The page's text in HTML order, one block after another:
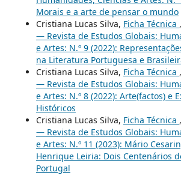
Morais e a arte de pensar o mundo
Cristiana Lucas Silva, Ficha Técnica ,
— Revista de Estudos Globais:
e Artes: N.º 9 (2022):
na Literatura Portuguesa e
Cristiana Lucas Silva, Ficha Técnica ,
— Revista de Estudos Globais:
e Artes: N.º 8 (2022): Arte(factos) e
Históricos
Cristiana Lucas Silva, Ficha Técnica ,
— Revista de Estudos Globais:
e Artes: N.º 11 (2023): Mário
Henrique Leiria: Dois Centenários
Portugal